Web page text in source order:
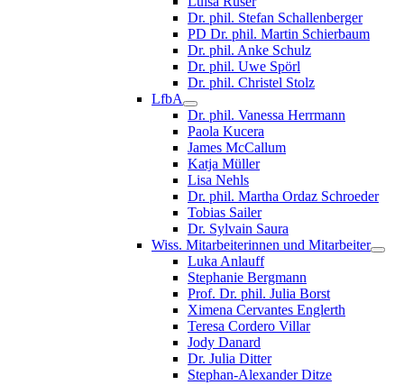
Dr. phil. Stefan Schallenberger
PD Dr. phil. Martin Schierbaum
Dr. phil. Anke Schulz
Dr. phil. Uwe Spörl
Dr. phil. Christel Stolz
LfbA
Dr. phil. Vanessa Herrmann
Paola Kucera
James McCallum
Katja Müller
Lisa Nehls
Dr. phil. Martha Ordaz Schroeder
Tobias Sailer
Dr. Sylvain Saura
Wiss. Mitarbeiterinnen und Mitarbeiter
Luka Anlauff
Stephanie Bergmann
Prof. Dr. phil. Julia Borst
Ximena Cervantes Englerth
Teresa Cordero Villar
Jody Danard
Dr. Julia Ditter
Stephan-Alexander Ditze